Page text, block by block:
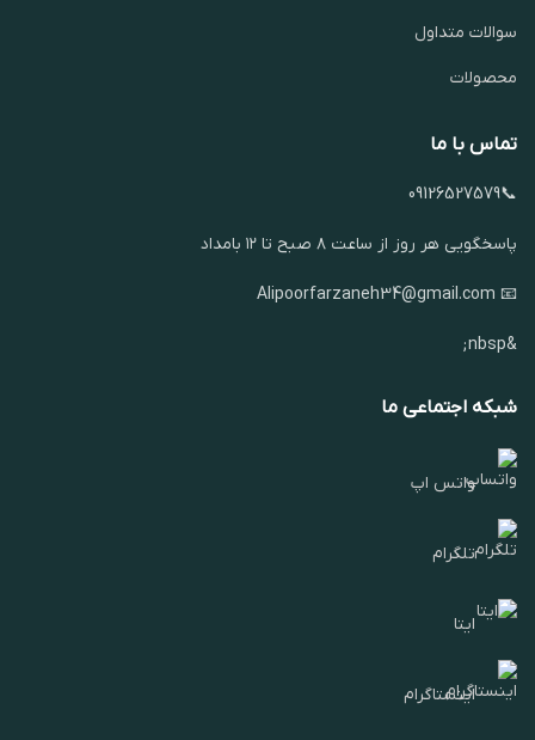
سوالات متداول
محصولات
تماس با ما
📞09126527579
پاسخگویی هر روز از ساعت ۸ صبح تا ۱۲ بامداد
📧 Alipoorfarzaneh34@gmail.com
&nbsp;
شبکه اجتماعی ما
واتس اپ
تلگرام
ایتا
اینستاگرام